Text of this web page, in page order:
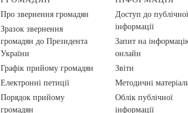
Про звернення громадян
Зразок звернення
громадян до Президента
України
Графік прийому громадян
Електронні петиції
Порядок прийому
громадян
Доступ до публічної
інформації
Запит на
онлайн
Звіти
Методичні
Облік публічної
інформації